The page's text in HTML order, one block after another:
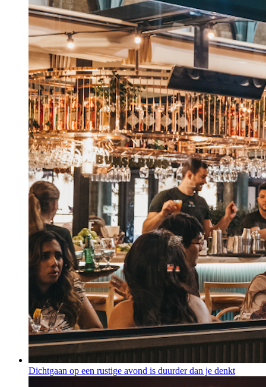
Dichtgaan op een rustige avond is duurder dan je denkt